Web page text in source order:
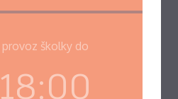
provoz školky do
18:00